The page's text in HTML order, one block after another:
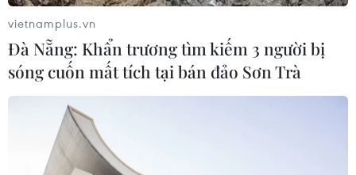
08/08/2026 02:33
Áp thấp nhiệt đới đổi hướng trên
vùng biển phía Đông khu vực vịnh
07/08/2026 23:29
vietnamplus.vn
Đà Nẵng: Khẩn trương tìm kiếm 3 người bị
sóng cuốn mất tích tại bán đảo Sơn Trà